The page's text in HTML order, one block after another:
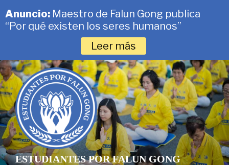
Saltar
al
contenido
ESTUDIANTES POR FALUN GONG
Anuncio: Maestro de Falun Gong publica
“Por qué existen los seres humanos”
Leer más